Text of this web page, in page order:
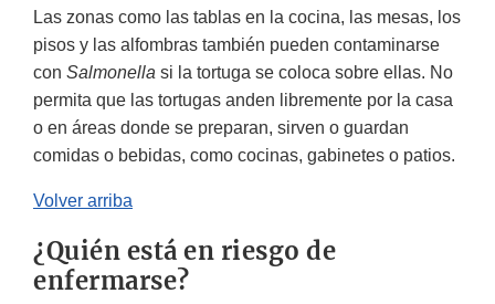
Las zonas como las tablas en la cocina, las mesas, los
pisos y las alfombras también pueden contaminarse
con Salmonella si la tortuga se coloca sobre ellas. No
permita que las tortugas anden libremente por la casa
o en áreas donde se preparan, sirven o guardan
comidas o bebidas, como cocinas, gabinetes o patios.
Volver arriba
¿Quién está en riesgo de
enfermarse?